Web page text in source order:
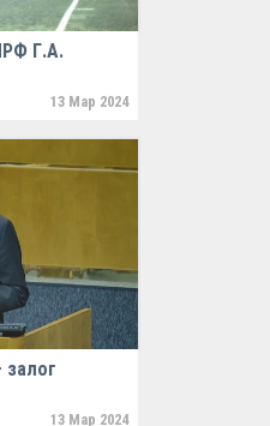
Г.А.
13 Мар 2024
13 Мар 2024